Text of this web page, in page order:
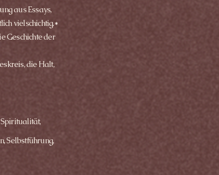
aus Essays,
vielschichtig.*
Geschichte der
die Halt,
Selbstführung,